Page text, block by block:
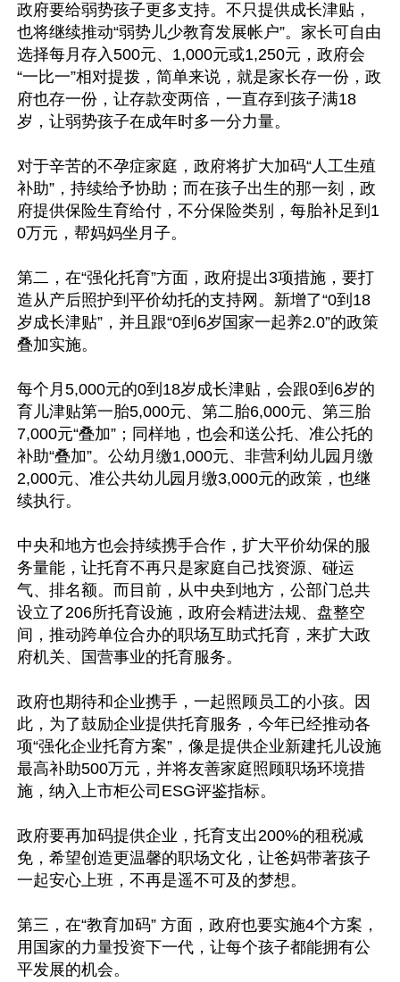
政府要给弱势孩子更多支持。不只提供成长津贴，
也将继续推动“弱势儿少教育发展帐户”。家长可自由
选择每月存入500元、1,000元或1,250元，政府会
“一比一”相对提拨，简单来说，就是家长存一份，政
府也存一份，让存款变两倍，一直存到孩子满18
岁，让弱势孩子在成年时多一分力量。
对于辛苦的不孕症家庭，政府将扩大加码“人工生殖
补助”，持续给予协助；而在孩子出生的那一刻，政
府提供保险生育给付，不分保险类别，每胎补足到1
0万元，帮妈妈坐月子。
第二，在“强化托育”方面，政府提出3项措施，要打
造从产后照护到平价幼托的支持网。新增了“0到18
岁成长津贴”，并且跟“0到6岁国家一起养2.0”的政策
叠加实施。
每个月5,000元的0到18岁成长津贴，会跟0到6岁的
育儿津贴第一胎5,000元、第二胎6,000元、第三胎
7,000元“叠加”；同样地，也会和送公托、准公托的
补助“叠加”。公幼月缴1,000元、非营利幼儿园月缴
2,000元、准公共幼儿园月缴3,000元的政策，也继
续执行。
中央和地方也会持续携手合作，扩大平价幼保的服
务量能，让托育不再只是家庭自己找资源、碰运
气、排名额。而目前，从中央到地方，公部门总共
设立了206所托育设施，政府会精进法规、盘整空
间，推动跨单位合办的职场互助式托育，来扩大政
府机关、国营事业的托育服务。
政府也期待和企业携手，一起照顾员工的小孩。因
此，为了鼓励企业提供托育服务，今年已经推动各
项“强化企业托育方案”，像是提供企业新建托儿设施
最高补助500万元，并将友善家庭照顾职场环境措
施，纳入上市柜公司ESG评鉴指标。
政府要再加码提供企业，托育支出200%的租税减
免，希望创造更温馨的职场文化，让爸妈带著孩子
一起安心上班，不再是遥不可及的梦想。
第三，在“教育加码” 方面，政府也要实施4个方案，
用国家的力量投资下一代，让每个孩子都能拥有公
平发展的机会。